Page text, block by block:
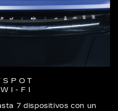
FI
7 dispositivos con un